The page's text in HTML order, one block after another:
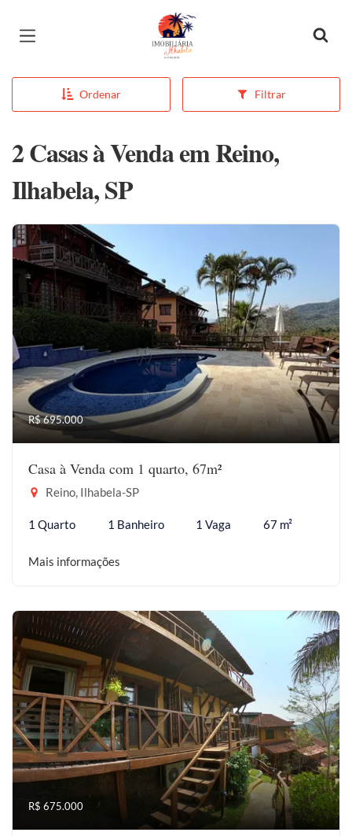
Página inicial
Ordenar Filtrar
2 Casas à Venda em Reino,
Ilhabela, SP
R$ 695.000
Casa à Venda com 1 quarto, 67m²
Reino, Ilhabela-SP
1 Quarto 1 Banheiro 1 Vaga 67 m²
Mais informações
R$ 675.000